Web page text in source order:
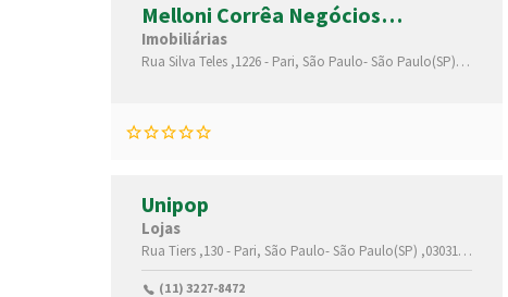
Melloni Corrêa Negócios
Imobiliários
Imobiliárias
Rua Silva Teles ,1226 - Pari, São Paulo-São Paulo(SP),03026000
Unipop
Lojas
Rua Tiers ,130 - Pari, São Paulo-São Paulo(SP) ,03031000
(11) 3227-8472